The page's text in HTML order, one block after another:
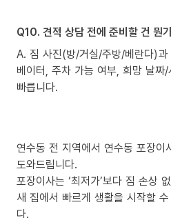
Q10. 견적 상담 전에 준비할 건 뭔
A. 짐 사진(방/거실/주방/베란다)
베이터, 주차 가능 여부, 희망 날짜
빠릅니다.
연수동 전 지역에서 연수동 포장
도와드립니다.
포장이사는 ‘최저가’보다 짐 손상
새 집에서 빠르게 생활을 시작할
다.